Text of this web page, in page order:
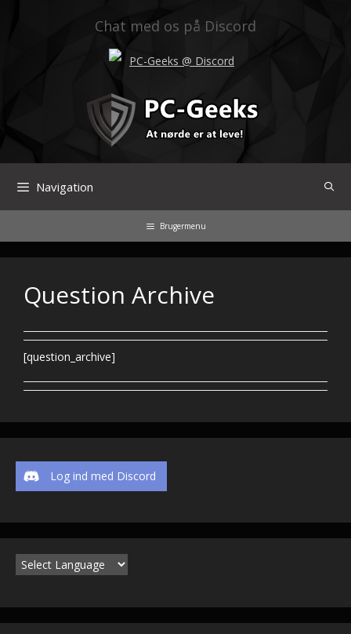
Chat med os på Discord
PC-Geeks @ Discord
Navigation
Brugermenu
Question Archive
[question_archive]
Log ind med Discord